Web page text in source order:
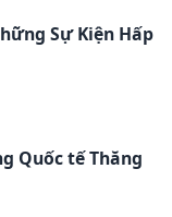
Sự Kiện Hấp
Quốc tế Thăng